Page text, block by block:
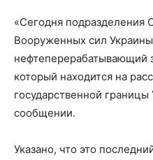
«Сегодня подразделения
Вооруженных сил
нефтеперерабатывающий
который находится на
государственной границы
сообщении.
Указано, что это